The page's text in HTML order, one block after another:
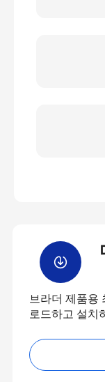
브라더 제품용
로드하고 설치